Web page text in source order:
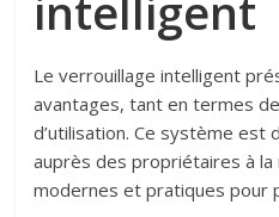
Le verrouillage intelligent
avantages, tant en termes
d’utilisation. Ce système est
auprès des propriétaires à
modernes et pratiques pour